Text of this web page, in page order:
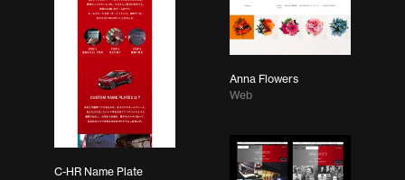
Anna Flowers
Web
C-HR Name Plate